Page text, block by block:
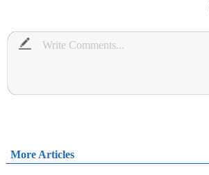
More Articles